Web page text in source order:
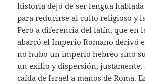
historia dejó de ser lengua
para reducirse al culto religioso y
Pero a diferencia del latín, que en
abarcó el Imperio Romano derivó
no hubo un imperio hebreo sino
un exilio y dispersión, justamente,
caída de Israel a manos de Roma.